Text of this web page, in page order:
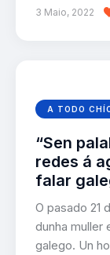
3 Maio, 2022
A TODO
“Sen
redes á
falar
O pasado 21
dunha muller
galego. Un